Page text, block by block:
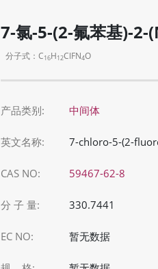
7-氯-5-(2-氟苯基)-2-
分子式：C16H12ClFN4O
产品类别: 中间体
英文名称: 7-chloro-5-(2-
CAS NO: 59467-62-8
分 子 量: 330.7441
EC NO: 暂无数据